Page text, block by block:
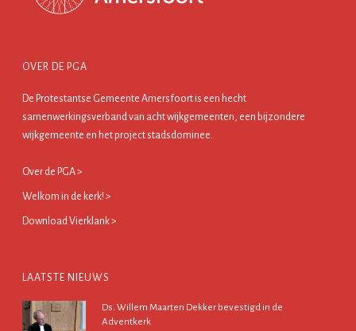
OVER DE PGA
De Protestantse Gemeente Amersfoort is een hecht
samenwerkingsverband van acht wijkgemeenten, een bijzondere
wijkgemeente en het project stadsdominee.
Over de PGA >
Welkom in de kerk! >
Download Vierklank >
LAATSTE NIEUWS
Ds. Willem Maarten Dekker bevestigd in de
Adventkerk